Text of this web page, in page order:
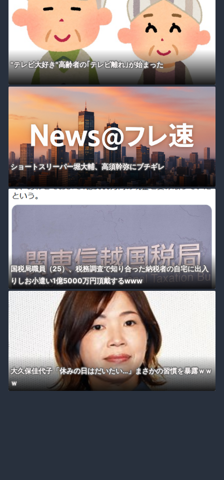
"テレビ大好き"高齢者の｢テレビ離れ｣が始まった
ショートスリーパー堀大輔、高須幹弥にブチギレ
国税局職員（25）、税務調査で知り合った納税者の自宅に出入
りしお小遣い1億5000万円頂戴するwww
大久保佳代子「休みの日はだいたい…」まさかの習慣を暴露ｗｗ
ｗ